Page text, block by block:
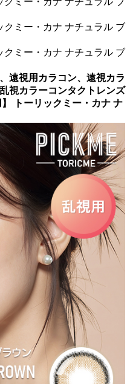
遠視用カラコン、遠視カラ
視カラーコンタクトレンズ
トーリックミー・カナ ナ